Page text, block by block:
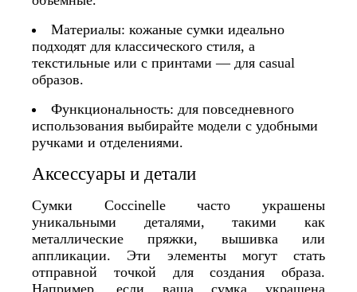
Материалы: кожаные сумки идеально
подходят для классического стиля, а
текстильные или с принтами — для casual
образов.
Функциональность: для повседневного
использования выбирайте модели с удобными
ручками и отделениями.
Аксессуары и детали
Сумки Coccinelle часто украшены
уникальными деталями, такими как
металлические пряжки, вышивка или
аппликации. Эти элементы могут стать
отправной точкой для создания образа.